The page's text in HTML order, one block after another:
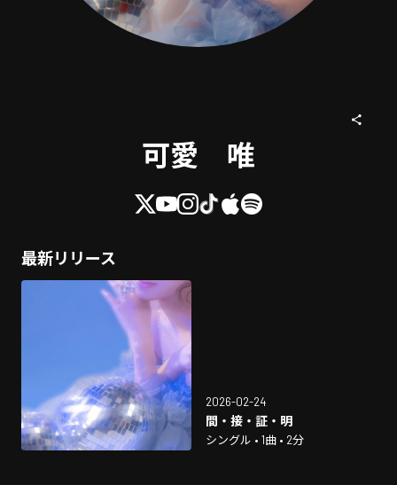
可愛 唯
最新リリース
2026-02-24
間・接・証・明
シングル • 1曲 • 2分